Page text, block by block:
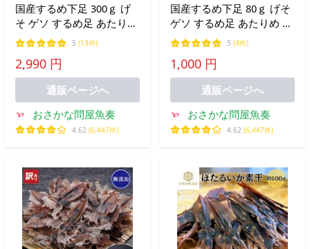
国産するめ下足 300ｇ げ
そ ゲソ するめ足 あたりめ
スルメ するめげそ スルメ
ゲソ 下足 いか 母の日 父
の日 敬老 中元 ギフト
5 (13件)
2,990 円
通販ページへ
おさかな問屋魚奏
4.62 (6,447件)
国産するめ下足 80ｇ げそ
ゲソ するめ足 あたりめ ス
ルメ するめげそ スルメゲ
ソ 下足 いか イカ 母の日
父の日 敬老 中元 ギフト
5 (4件)
1,000 円
通販ページへ
おさかな問屋魚奏
4.62 (6,447件)